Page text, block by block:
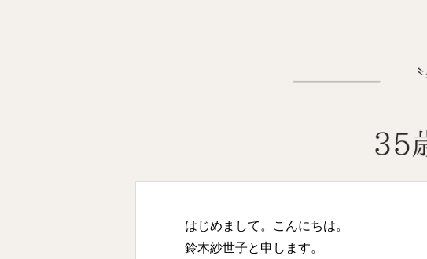
はじめまして。こんにちは。
鈴木紗世子と申します。